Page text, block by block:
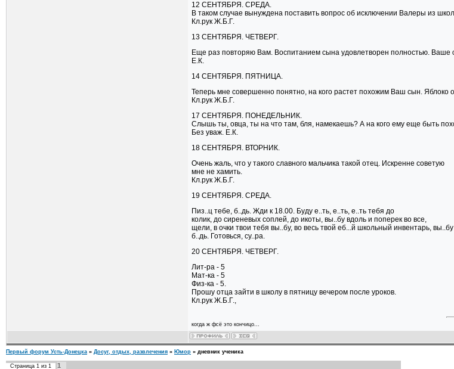
12 СЕНТЯБРЯ. СРЕДА.
В таком случае вынуждена поставить вопрос об исключении Валеры из
Кл.рук Ж.Б.Г.
13 СЕНТЯБРЯ. ЧЕТВЕРГ.
Еще раз повторяю Вам. Воспитанием сына удовлетворен полностью. Ваше
Е.К.
14 СЕНТЯБРЯ. ПЯТНИЦА.
Теперь мне совершенно понятно, на кого растет похожим Ваш сын. Яблоко
Кл.рук Ж.Б.Г.
17 СЕНТЯБРЯ. ПОНЕДЕЛЬНИК.
Слышь ты, овца, ты на что там, бля, намекаешь? А на кого ему еще быть
Без уваж. Е.К.
18 СЕНТЯБРЯ. ВТОРНИК.
Очень жаль, что у такого славного мальчика такой отец. Искренне советую
мне не хамить.
Кл.рук Ж.Б.Г.
19 СЕНТЯБРЯ. СРЕДА.
Пиз..ц тебе, б..дь. Жди к 18.00. Буду е..ть, е..ть, е..ть тебя до
колик, до сиреневых соплей, до икоты, вы..бу вдоль и поперек во все,
щели, в очки твои тебя вы..бу, во весь твой еб...й школьный инвентарь,
б..дь. Готовься, су..ра.
20 СЕНТЯБРЯ. ЧЕТВЕРГ.
Лит-ра - 5
Мат-ка - 5
Физ-ка - 5.
Прошу отца зайти в школу в пятницу вечером после уроков.
Кл.рук Ж.Б.Г.,
когда ж фсё это кончицо...
Первый форум Усть-Донецка » Досуг, отдых, развлечения » Юмор » дневник ученика
Страница 1 из 1 1